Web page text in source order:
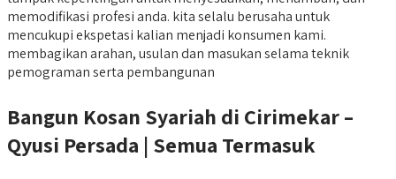
memodifikasi profesi anda. kita selalu berusaha untuk
mencukupi ekspetasi kalian menjadi konsumen kami.
membagikan arahan, usulan dan masukan selama teknik
pemograman serta pembangunan
Bangun Kosan Syariah di Cirimekar –
Qyusi Persada | Semua Termasuk